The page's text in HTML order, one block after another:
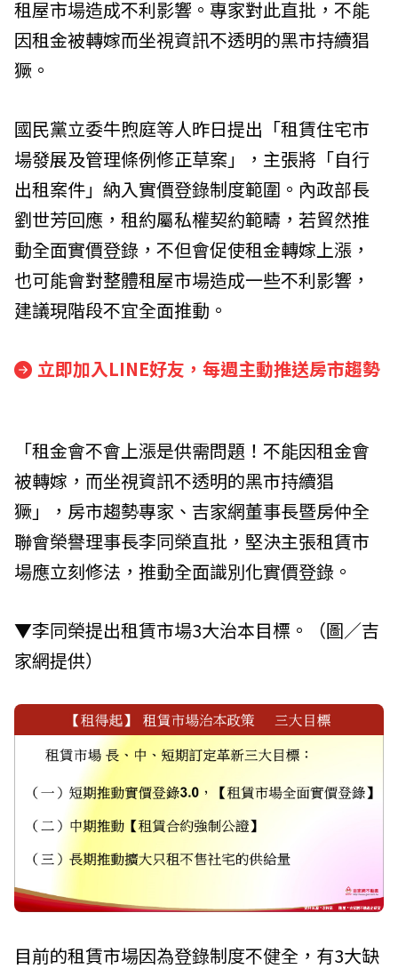
租屋市場造成不利影響。專家對此直批，不能
因租金被轉嫁而坐視資訊不透明的黑市持續猖
獗。
國民黨立委牛煦庭等人昨日提出「租賃住宅市
場發展及管理條例修正草案」，主張將「自行
出租案件」納入實價登錄制度範圍。內政部長
劉世芳回應，租約屬私權契約範疇，若貿然推
動全面實價登錄，不但會促使租金轉嫁上漲，
也可能會對整體租屋市場造成一些不利影響，
建議現階段不宜全面推動。
立即加入LINE好友，每週主動推送房市趨勢
「租金會不會上漲是供需問題！不能因租金會
被轉嫁，而坐視資訊不透明的黑市持續猖
獗」，房市趨勢專家、吉家網董事長暨房仲全
聯會榮譽理事長李同榮直批，堅決主張租賃市
場應立刻修法，推動全面識別化實價登錄。
▼李同榮提出租賃市場3大治本目標。（圖／吉
家網提供）
目前的租賃市場因為登錄制度不健全，有3大缺